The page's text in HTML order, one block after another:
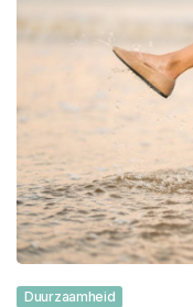
Duurzaamheid